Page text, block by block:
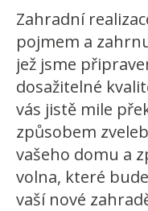
Zahradní
pojmem a
jež jsme
dosažitelné
vás jistě mile
způsobem
vašeho domu a
volna, které
vaší nové